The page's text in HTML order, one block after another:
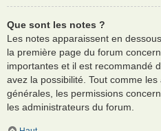
Que sont les notes ?
Les notes apparaissent en
la première page du forum
importantes et il est recommandé
avez la possibilité. Tout comme
générales, les permissions
les administrateurs du forum.